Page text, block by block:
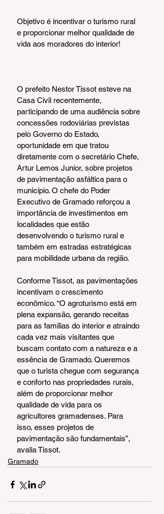
Objetivo é incentivar o turismo rural
e proporcionar melhor qualidade de
vida aos moradores do interior!
O prefeito Nestor Tissot esteve na
Casa Civil recentemente,
participando de uma audiência sobre
concessões rodoviárias previstas
pelo Governo do Estado,
oportunidade em que tratou
diretamente com o secretário Chefe,
Artur Lemos Junior, sobre projetos
de pavimentação asfáltica para o
município. O chefe do Poder
Executivo de Gramado reforçou a
importância de investimentos em
localidades que estão
desenvolvendo o turismo rural e
também em estradas estratégicas
para mobilidade urbana da região.
Conforme Tissot, as pavimentações
incentivam o crescimento
econômico. “O agroturismo está em
plena expansão, gerando receitas
para as famílias do interior e atraindo
cada vez mais visitantes que
buscam contato com a natureza e a
essência de Gramado. Queremos
que o turista chegue com segurança
e conforto nas propriedades rurais,
além de proporcionar melhor
qualidade de vida para os
agricultores gramadenses. Para
isso, esses projetos de
pavimentação são fundamentais”,
avalia Tissot.
Gramado